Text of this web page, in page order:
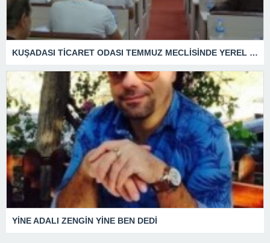
KUŞADASI TİCARET ODASI TEMMUZ MECLİSİNDE YEREL İŞLETMELERE ANLAMLI DESTEK
YİNE ADALI ZENGİN YİNE BEN DEDİ